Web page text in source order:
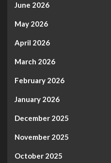
June 2026
May 2026
April 2026
March 2026
February 2026
January 2026
December 2025
November 2025
October 2025